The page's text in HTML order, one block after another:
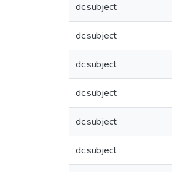
dc.subject
dc.subject
dc.subject
dc.subject
dc.subject
dc.subject